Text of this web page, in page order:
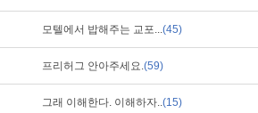
모텔에서 밥해주는 교포...(45)
프리허그 안아주세요.(59)
그래 이해한다. 이해하자..(15)